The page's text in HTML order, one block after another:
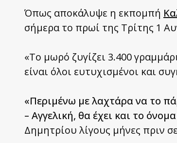
Όπως αποκάλυψε η εκπομπή
σήμερα το πρωί της Τρίτης 1
«Το μωρό ζυγίζει 3.400
είναι όλοι ευτυχισμένοι και
«Περιμένω με λαχτάρα να το
– Αγγελική, θα έχει και το
Δημητρίου λίγους μήνες πριν